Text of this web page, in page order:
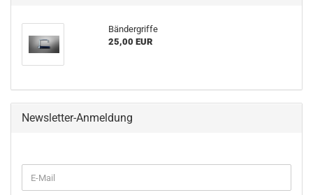
Bändergriffe
25,00 EUR
Newsletter-Anmeldung
ZUR
E-
Mail